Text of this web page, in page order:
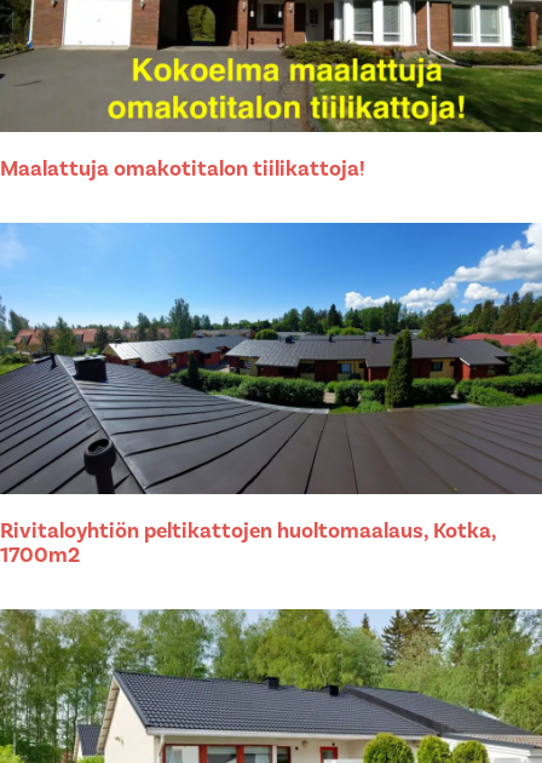
Maalattuja omakotitalon tiilikattoja!
Rivitaloyhtiön peltikattojen huoltomaalaus, Kotka,
1700m2